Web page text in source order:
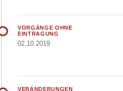
VORGÄNGE OHNE
EINTRAGUNG
02.10.2019
VERÄNDERUNGEN